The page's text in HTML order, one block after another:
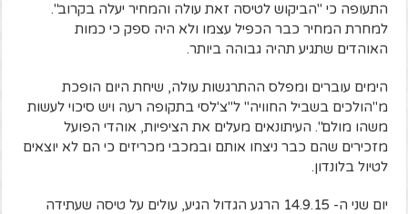
התעופה כי "הביקוש לטיסה זאת עולה והמחיר יעלה בקרוב".
למחרת המחיר כבר הכפיל עצמו ולא היה ספק כי כמות
האוהדים שתגיע תהיה גבוהה ביותר.
הימים עוברים ומפלס ההתרגשות עולה, שיחת היום הופכת
מ"הולכים בשביל החוויה" ל"צ'לסי בתקופה רעה ויש סיכוי לעשות
משהו מולם". העיתונאים מעלים את הציפיות, אוהדי הפועל
מזכירים שהם כבר ניצחו אותם ובמכבי מכריזים כי הם לא יוצאים
לטיול בלונדון.
יום שני ה- 14.9.15 הרגע הגדול הגיע, עולים על טיסה שעתידה